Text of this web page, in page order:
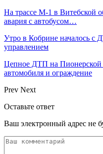
На трассе М-1 в Витебской
авария с автобусом…
Утро в Кобрине началось с
управлением
Цепное ДТП на Пионерской
автомобиля и ограждение
Prev Next
Оставьте ответ
Ваш электронный адрес не